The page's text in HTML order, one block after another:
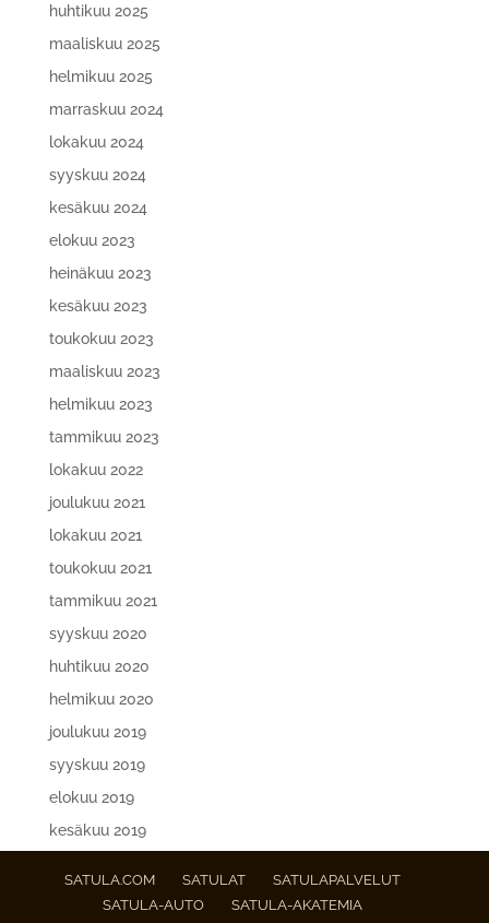
huhtikuu 2025
maaliskuu 2025
helmikuu 2025
marraskuu 2024
lokakuu 2024
syyskuu 2024
kesäkuu 2024
elokuu 2023
heinäkuu 2023
kesäkuu 2023
toukokuu 2023
maaliskuu 2023
helmikuu 2023
tammikuu 2023
lokakuu 2022
joulukuu 2021
lokakuu 2021
toukokuu 2021
tammikuu 2021
syyskuu 2020
huhtikuu 2020
helmikuu 2020
joulukuu 2019
syyskuu 2019
elokuu 2019
kesäkuu 2019
SATULA.COM SATULAT
SATULAPALVELUT
SATULA-AUTO
SATULA-AKATEMIA